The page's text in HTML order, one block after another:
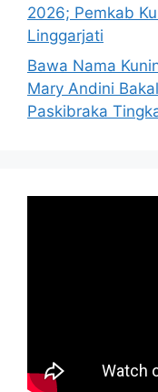
2026; Pemkab
Linggarjati
Bawa Nama
Mary Andini
Paskibraka